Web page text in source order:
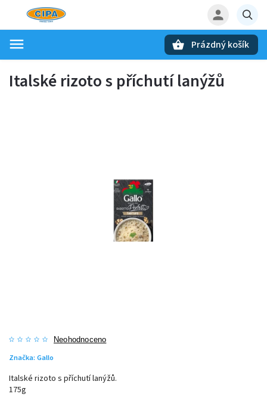
Prázdný košík
Italské rizoto s příchutí lanýžů
Neohodnoceno
Značka: Gallo
Italské rizoto s příchutí lanýžů.
175g